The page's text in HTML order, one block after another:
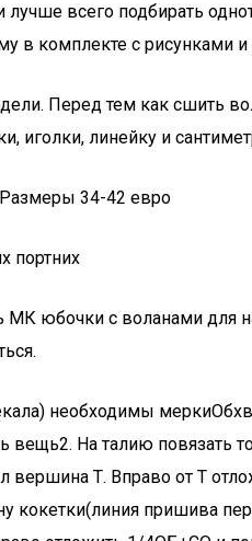
всего подбирать
в комплекте с рисунками
Перед тем как сшить
линейку и
34-42 евро
портних
юбочки с воланами для
необходимы
вещь2. На талию повязать
вершина Т. Вправо от Т
кокетки(линия пришива